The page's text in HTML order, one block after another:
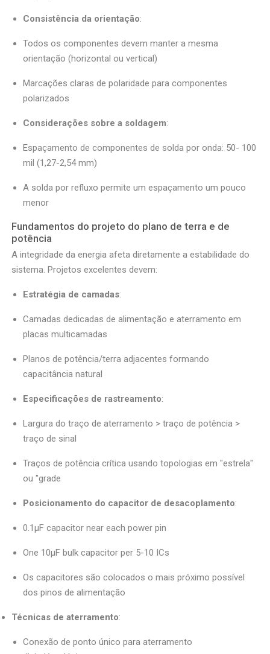
Consistência da orientação:
Todos os componentes devem manter a mesma
orientação (horizontal ou vertical)
Marcações claras de polaridade para componentes
polarizados
Considerações sobre a soldagem:
Espaçamento de componentes de solda por onda: 50- 100
mil (1,27-2,54 mm)
A solda por refluxo permite um espaçamento um pouco
menor
Fundamentos do projeto do plano de terra e de
potência
A integridade da energia afeta diretamente a estabilidade do
sistema. Projetos excelentes devem:
Estratégia de camadas:
Camadas dedicadas de alimentação e aterramento em
placas multicamadas
Planos de potência/terra adjacentes formando
capacitância natural
Especificações de rastreamento:
Largura do traço de aterramento > traço de potência >
traço de sinal
Traços de potência crítica usando topologias em "estrela"
ou "grade
Posicionamento do capacitor de desacoplamento:
0.1μF capacitor near each power pin
One 10μF bulk capacitor per 5-10 ICs
Os capacitores são colocados o mais próximo possível
dos pinos de alimentação
Técnicas de aterramento:
Conexão de ponto único para aterramento